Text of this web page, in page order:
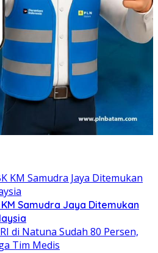
Samudra Jaya Ditemukan